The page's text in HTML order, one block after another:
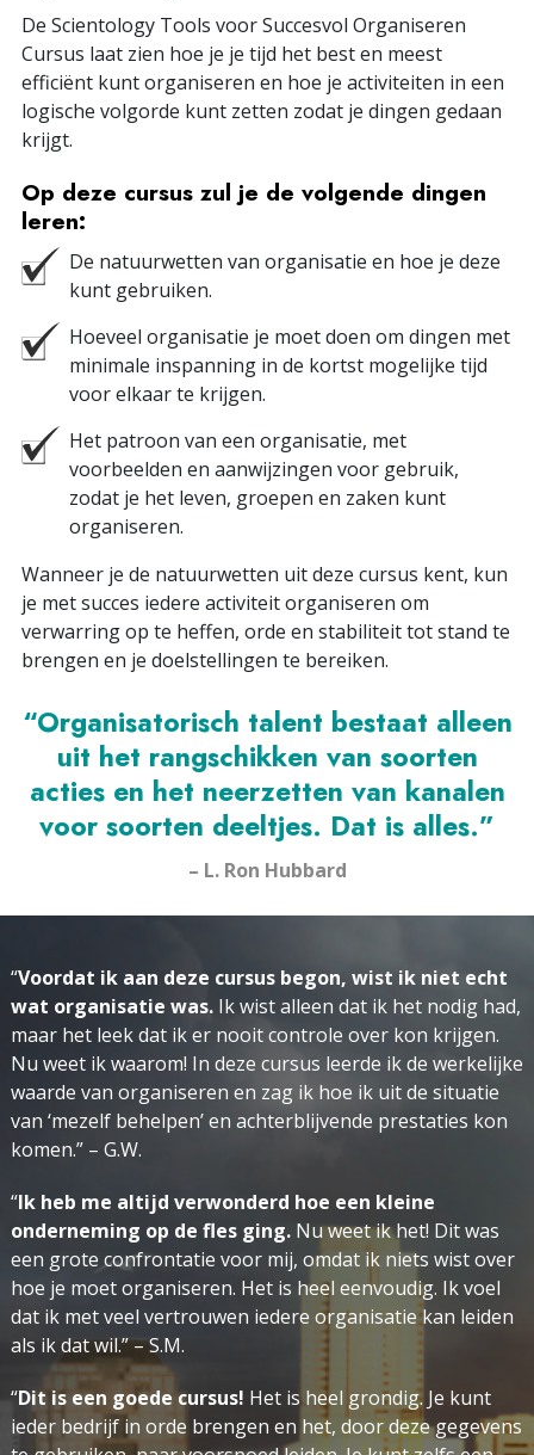
De Scientology Tools voor Succesvol Organiseren
Cursus laat zien hoe je je tijd het best en meest
efficiënt kunt organiseren en hoe je activiteiten in een
logische volgorde kunt zetten zodat je dingen gedaan
krijgt.
Op deze cursus zul je de volgende dingen
leren:
De natuurwetten van organisatie en hoe je deze
kunt gebruiken.
Hoeveel organisatie je moet doen om dingen met
minimale inspanning in de kortst mogelijke tijd
voor elkaar te krijgen.
Het patroon van een organisatie, met
voorbeelden en aanwijzingen voor gebruik,
zodat je het leven, groepen en zaken kunt
organiseren.
Wanneer je de natuurwetten uit deze cursus kent, kun
je met succes iedere activiteit organiseren om
verwarring op te heffen, orde en stabiliteit tot stand te
brengen en je doelstellingen te bereiken.
“Organisatorisch talent bestaat alleen
uit het rangschikken van soorten
acties en het neerzetten van kanalen
voor soorten deeltjes. Dat is alles.”
– L. Ron Hubbard
“Voordat ik aan deze cursus begon, wist ik niet echt
wat organisatie was. Ik wist alleen dat ik het nodig had,
maar het leek dat ik er nooit controle over kon krijgen.
Nu weet ik waarom! In deze cursus leerde ik de werkelijke
waarde van organiseren en zag ik hoe ik uit de situatie
van ‘mezelf behelpen’ en achterblijvende prestaties kon
komen.” – G.W.
“Ik heb me altijd verwonderd hoe een kleine
onderneming op de fles ging. Nu weet ik het! Dit was
een grote confrontatie voor mij, omdat ik niets wist over
hoe je moet organiseren. Het is heel eenvoudig. Ik voel
dat ik met veel vertrouwen iedere organisatie kan leiden
als ik dat wil.” – S.M.
“Dit is een goede cursus! Het is heel grondig. Je kunt
ieder bedrijf in orde brengen en het, door deze gegevens